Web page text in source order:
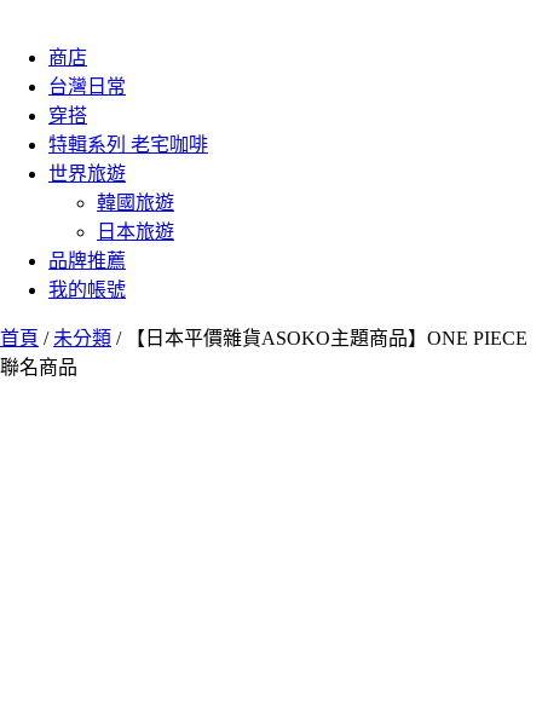
商店
台灣日常
穿搭
特輯系列 老宅咖啡
世界旅遊
韓國旅遊
日本旅遊
品牌推薦
我的帳號
首頁 / 未分類 / 【日本平價雜貨ASOKO主題商品】ONE PIECE
聯名商品